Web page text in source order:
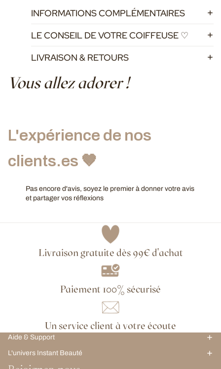
INFORMATIONS COMPLÉMENTAIRES
LE CONSEIL DE VOTRE COIFFEUSE ♡
LIVRAISON & RETOURS
Vous allez adorer !
L'expérience de nos
clients.es 🤎
Pas encore d'avis, soyez le premier à donner votre avis
et partager vos réflexions
Livraison gratuite dès 99€ d'achat
Paiement 100% sécurisé
Un service client à votre écoute
Aide & Support
L'univers Instant Beauté